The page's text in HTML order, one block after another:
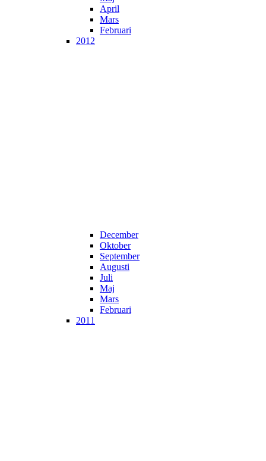
April
Mars
Februari
2012
December
Oktober
September
Augusti
Juli
Maj
Mars
Februari
2011